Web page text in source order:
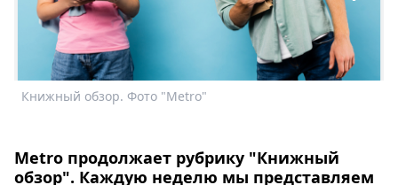
Metro
Стримы
Спецпроекты
Звезды
Выборы
Metro
Книжный обзор. Фото "Metro"
Metro продолжает рубрику "Книжный
обзор". Каждую неделю мы представляем